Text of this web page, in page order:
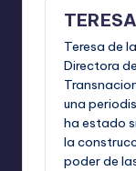
Teresa de
Directora
una
ha estado
la
poder de